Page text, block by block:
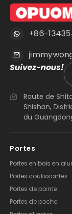
+86-
Suivez-nous!
Route de
Shishan,
du
Portes
Portes en bois en
Portes coulissantes
Portes de pointe
Portes de poche